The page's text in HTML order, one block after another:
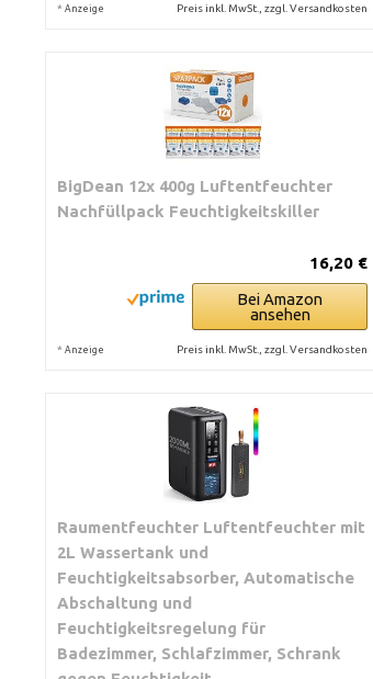
* Anzeige Preis inkl. MwSt., zzgl. Versandkosten
BigDean 12x 400g Luftentfeuchter
Nachfüllpack Feuchtigkeitskiller
16,20 €
Bei Amazon
ansehen
* Anzeige Preis inkl. MwSt., zzgl. Versandkosten
Raumentfeuchter Luftentfeuchter mit
2L Wassertank und
Feuchtigkeitsabsorber, Automatische
Abschaltung und
Feuchtigkeitsregelung für
Badezimmer, Schlafzimmer, Schrank